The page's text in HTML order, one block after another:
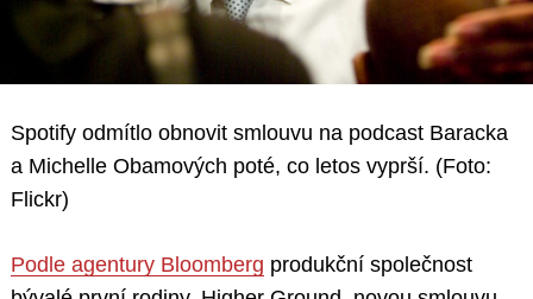
Spotify odmítlo obnovit smlouvu na podcast Baracka
a Michelle Obamových poté, co letos vyprší. (Foto:
Flickr)
Podle agentury Bloomberg produkční společnost